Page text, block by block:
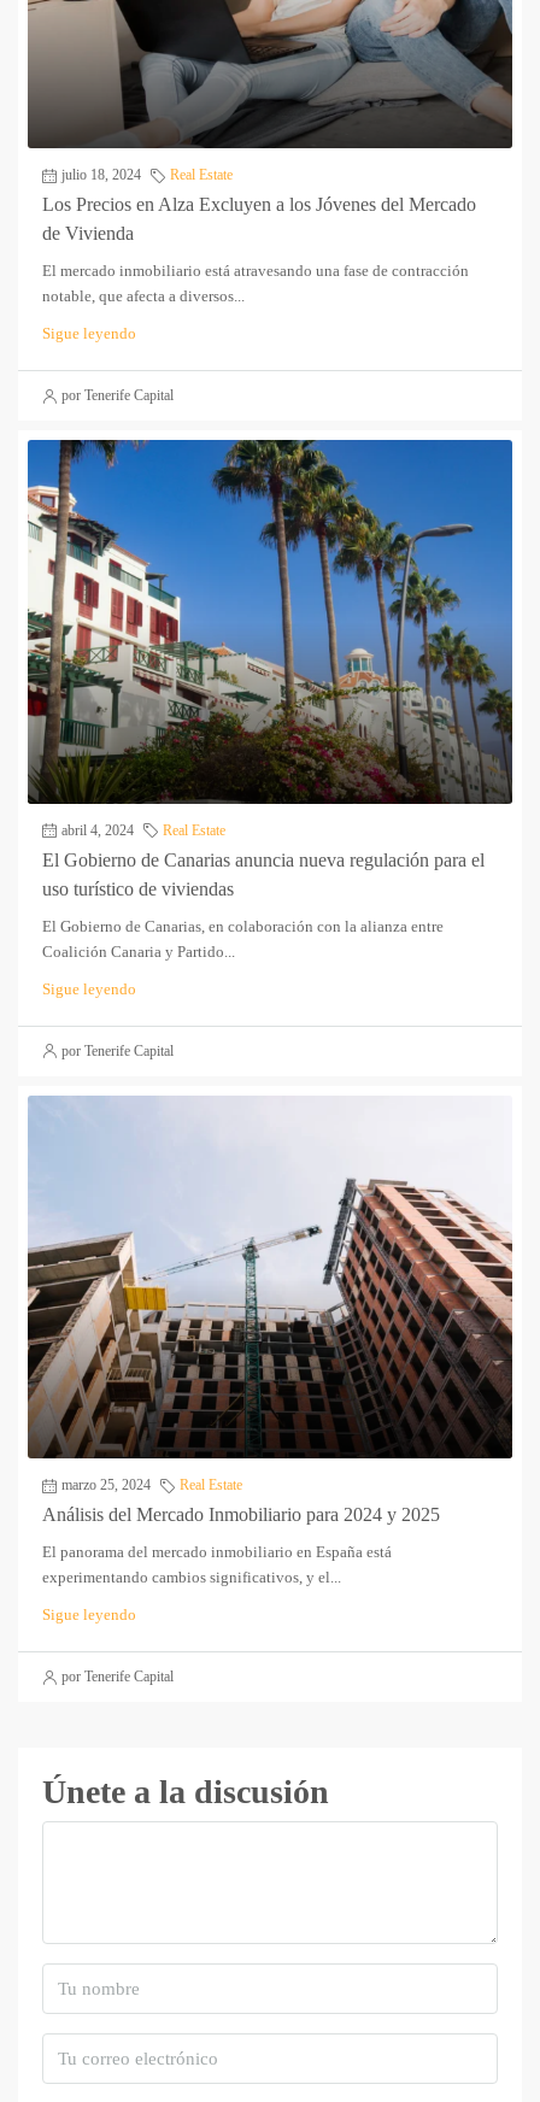
julio 18, 2024 Real Estate
Los Precios en Alza Excluyen a los Jóvenes del Mercado
de Vivienda
El mercado inmobiliario está atravesando una fase de contracción
notable, que afecta a diversos...
Sigue leyendo
por Tenerife Capital
abril 4, 2024 Real Estate
El Gobierno de Canarias anuncia nueva regulación para el
uso turístico de viviendas
El Gobierno de Canarias, en colaboración con la alianza entre
Coalición Canaria y Partido...
Sigue leyendo
por Tenerife Capital
marzo 25, 2024 Real Estate
Análisis del Mercado Inmobiliario para 2024 y 2025
El panorama del mercado inmobiliario en España está
experimentando cambios significativos, y el...
Sigue leyendo
por Tenerife Capital
Únete a la discusión